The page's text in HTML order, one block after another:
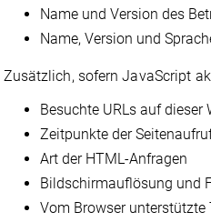
Name und Version des
Name, Version und
Zusätzlich, sofern JavaScript
Besuchte URLs auf dieser
Zeitpunkte der
Art der HTML-Anfragen
Bildschirmauflösung und
Vom Browser unterstützte